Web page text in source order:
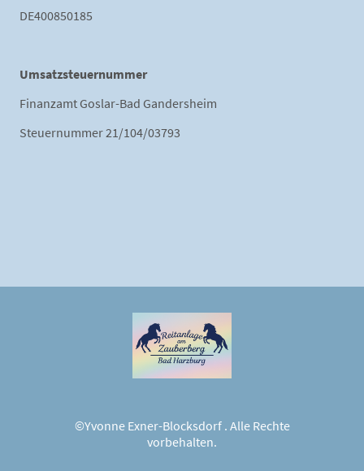
DE400850185
Umsatzsteuernummer
Finanzamt Goslar-Bad Gandersheim
Steuernummer 21/104/03793
©Yvonne Exner-Blocksdorf . Alle Rechte
vorbehalten.